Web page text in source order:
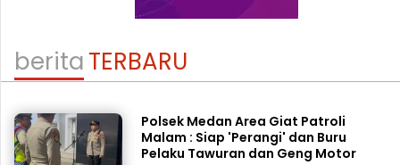
beritaTERBARU
Polsek Medan Area Giat Patroli
Malam : Siap 'Perangi' dan Buru
Pelaku Tawuran dan Geng Motor